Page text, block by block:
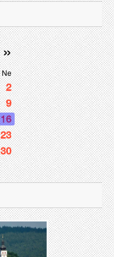
Ne
»
2
9
16
23
30